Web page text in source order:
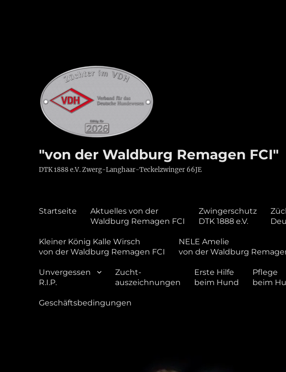
"von der Waldburg Remagen FCI"
DTK 1888 e.V. Zwerg-Langhaar-Teckelzwinger 66JE
Startseite
Aktuelles von der
Waldburg Remagen FCI
Zwingerschutz
DTK 1888 e.V.
Kleiner König Kalle Wirsch
von der Waldburg Remagen FCI
NELE Amelie
von der Waldburg
Unvergessen
R.I.P.
Zucht-
auszeichnungen
Erste Hilfe
beim Hund
Pflege
beim
Geschäftsbedingungen